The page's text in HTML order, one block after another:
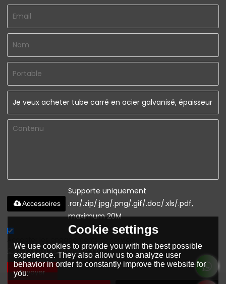
Supporte uniquement
.rar/.zip/.jpg/.png/.gif/.doc/.xls/.pdf,
maximum 20M
Accessoires
Conditions générales de vente
Envoyer
Cookie settings
We use cookies to provide you with the best possible
experience. They also allow us to analyze user
behavior in order to constantly improve the website for
you.